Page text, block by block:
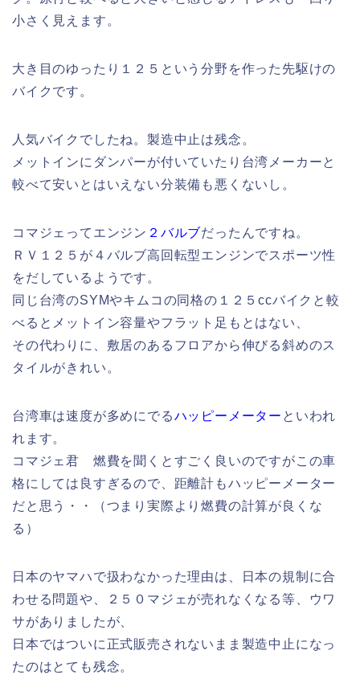
小さく見えます。
大き目のゆったり１２５という分野を作った先駆けの
バイクです。
人気バイクでしたね。製造中止は残念。
メットインにダンパーが付いていたり台湾メーカーと
較べて安いとはいえない分装備も悪くないし。
コマジェってエンジン ２バルブだったんですね。
ＲＶ１２５が４バルブ高回転型エンジンでスポーツ性
をだしているようです。
同じ台湾のSYMやキムコの同格の１２５ccバイクと較
べるとメットイン容量やフラット足もとはない、
その代わりに、敷居のあるフロアから伸びる斜めのス
タイルがきれい。
台湾車は速度が多めにでるハッピーメーター といわれ
れます。
コマジェ君 燃費を聞くとすごく良いのですがこの車
格にしては良すぎるので、距離計もハッピーメーター
だと思う・・（つまり実際より燃費の計算が良くな
る）
日本のヤマハで扱わなかった理由は、日本の規制に合
わせる問題や、２５０マジェが売れなくなる等、ウワ
サがありましたが、
日本ではついに正式販売されないまま製造中止になっ
たのはとても残念。